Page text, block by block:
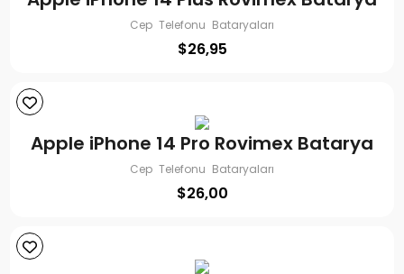
Cep Telefonu Bataryaları
$26,95
Apple iPhone 14 Pro Rovimex Batarya
Cep Telefonu Bataryaları
$26,00